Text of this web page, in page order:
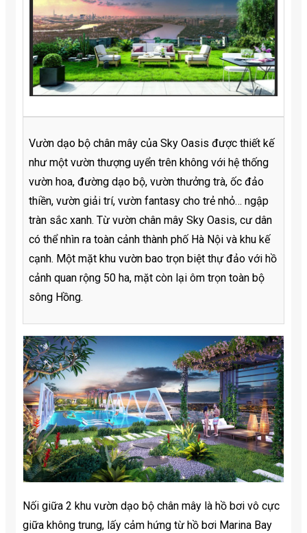
Vườn dạo bộ chân mây của Sky Oasis được thiết kế
như một vườn thượng uyển trên không với hệ thống
vườn hoa, đường dạo bộ, vườn thưởng trà, ốc đảo
thiền, vườn giải trí, vườn fantasy cho trẻ nhỏ… ngập
tràn sắc xanh. Từ vườn chân mây Sky Oasis, cư dân
có thể nhìn ra toàn cảnh thành phố Hà Nội và khu kế
cạnh. Một mặt khu vườn bao trọn biệt thự đảo với hồ
cảnh quan rộng 50 ha, mặt còn lại ôm trọn toàn bộ
sông Hồng.
Nối giữa 2 khu vườn dạo bộ chân mây là hồ bơi vô cực
giữa không trung, lấy cảm hứng từ hồ bơi Marina Bay